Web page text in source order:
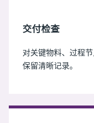
交付检查
对关键物料、过程
保留清晰记录。